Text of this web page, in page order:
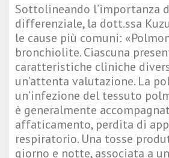
Sottolineando l’importanza
differenziale, la dott.ssa
le cause più comuni:
bronchiolite. Ciascuna
caratteristiche cliniche
un’attenta valutazione. La
un’infezione del tessuto
è generalmente
affaticamento, perdita di
respiratorio. Una tosse
giorno e notte, associata a